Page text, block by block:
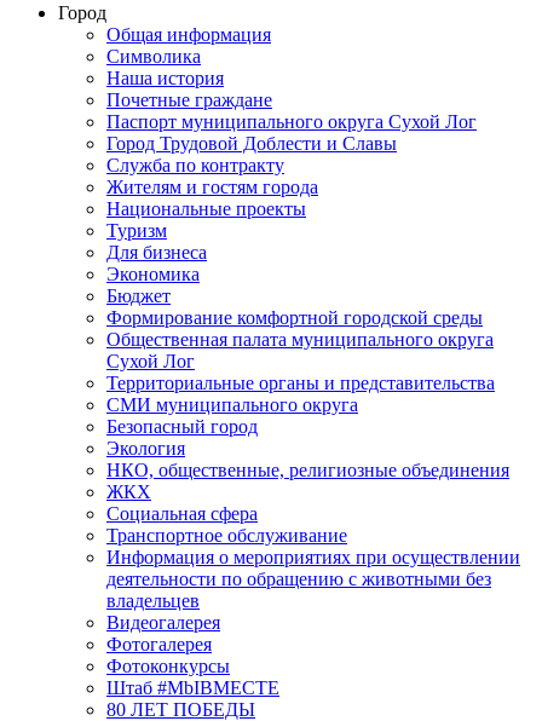
Город
Общая информация
Символика
Наша история
Почетные граждане
Паспорт муниципального округа Сухой Лог
Город Трудовой Доблести и Славы
Служба по контракту
Жителям и гостям города
Национальные проекты
Туризм
Для бизнеса
Экономика
Бюджет
Формирование комфортной городской среды
Общественная палата муниципального округа
Сухой Лог
Территориальные органы и представительства
СМИ муниципального округа
Безопасный город
Экология
НКО, общественные, религиозные объединения
ЖКХ
Социальная сфера
Транспортное обслуживание
Информация о мероприятиях при осуществлении
деятельности по обращению с животными без
владельцев
Видеогалерея
Фотогалерея
Фотоконкурсы
Штаб #MbIBMECTE
80 ЛЕТ ПОБЕДЫ